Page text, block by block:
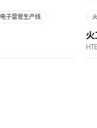
电子雷管生产线
火